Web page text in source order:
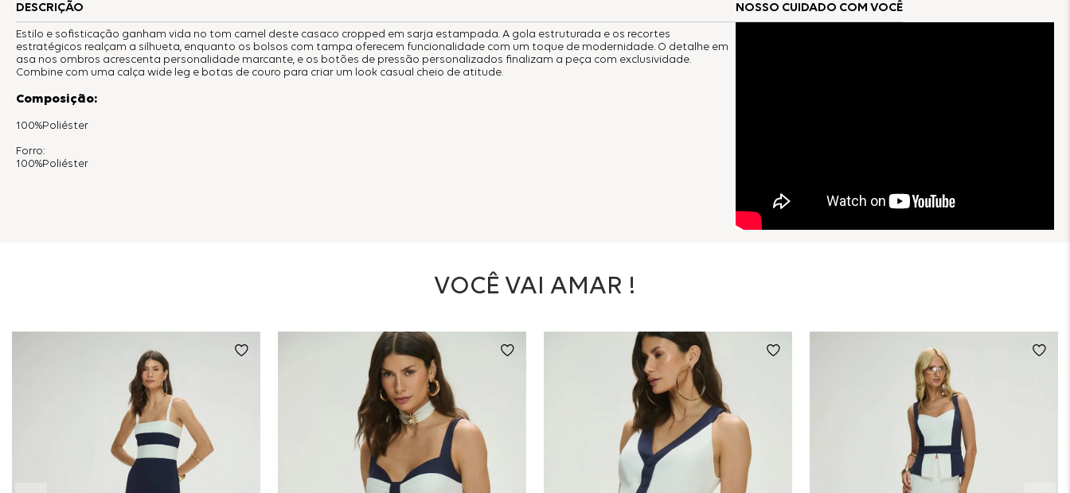
DESCRIÇÃO
Estilo e sofisticação ganham vida no tom camel deste casaco cropped em sarja estampada. A gola estruturada e os recortes
estratégicos realçam a silhueta, enquanto os bolsos com tampa oferecem funcionalidade com um toque de modernidade. O detalhe em
asa nos ombros acrescenta personalidade marcante, e os botões de pressão personalizados finalizam a peça com exclusividade.
Combine com uma calça wide leg e botas de couro para criar um look casual cheio de atitude.
Composição:
100%Poliéster
Forro:
100%Poliéster
NOSSO CUIDADO COM VOCÊ
VOCÊ VAI AMAR !